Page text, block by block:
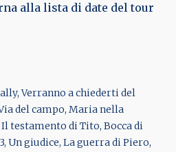
alla lista di date del tour
Verranno a chiederti del
del campo, Maria nella
testamento di Tito, Bocca di
Un giudice, La guerra di Piero,